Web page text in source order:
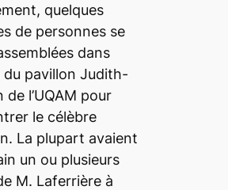
quelques
de personnes se
dans
du pavillon Judith-
de l’UQAM pour
le célèbre
La plupart avaient
un ou plusieurs
M. Laferrière à